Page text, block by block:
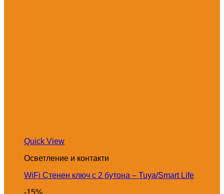
Quick View
Осветление и контакти
WiFi Стенен ключ с 2 бутона – Tuya/Smart Life
-15%